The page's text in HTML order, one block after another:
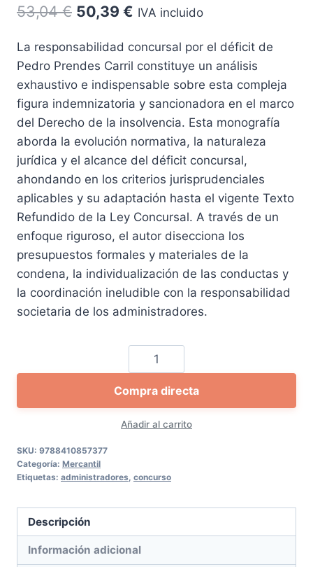
53,04€ El
original
era:
53,04 €.
50,39 € El
actual
es:
50,39 €.
IVA incluido
La responsabilidad concursal por el déficit de
Pedro Prendes Carril constituye un análisis
exhaustivo e indispensable sobre esta compleja
figura indemnizatoria y sancionadora en el marco
del Derecho de la insolvencia. Esta monografía
aborda la evolución normativa, la naturaleza
jurídica y el alcance del déficit concursal,
ahondando en los criterios jurisprudenciales
aplicables y su adaptación hasta el vigente Texto
Refundido de la Ley Concursal. A través de un
enfoque riguroso, el autor disecciona los
presupuestos formales y materiales de la
condena, la individualización de las conductas y
la coordinación ineludible con la responsabilidad
societaria de los administradores.
La
responsabilidad
concursal
por
el
Añadir al carrito
Compra directa
SKU: 9788410857377
Categoría: Mercantil
Etiquetas: administradores, concurso
Descripción
Información adicional